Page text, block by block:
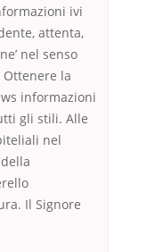
ivi
attenta,
nel senso
Ottenere la
informazioni
gli stili. Alle
nel
Il Signore